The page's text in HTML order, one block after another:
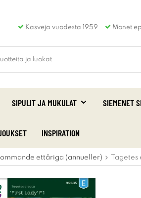
Kasveja vuodesta 1959 Monet
SIPULIT JA MUKULAT SIEMENET
INSPIRATION
ettåriga (annueller)